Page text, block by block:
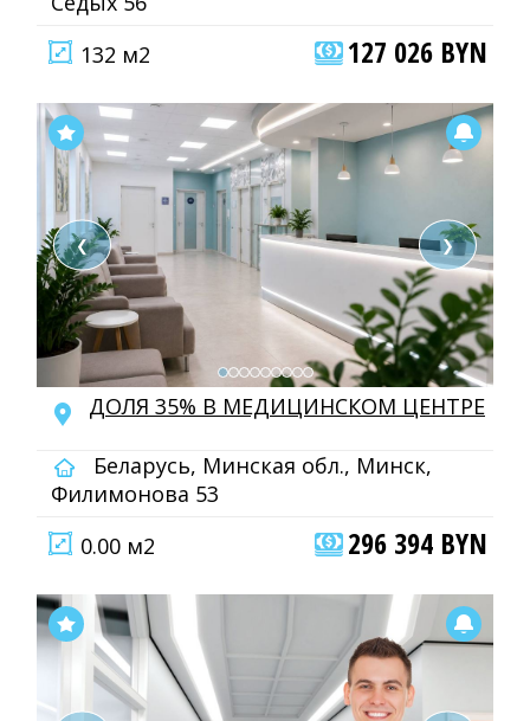
132 м2
127 026 BYN
❮ ❯
ДОЛЯ 35% В МЕДИЦИНСКОМ ЦЕНТРЕ
Беларусь, Минская обл., Минск,
Филимонова 53
0.00 м2
296 394 BYN